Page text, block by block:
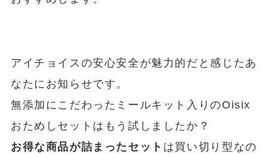
アイチョイスの安心安全が魅力的だと感じたあ
なたにお知らせです。
無添加にこだわったミールキット入りのOisix
おためしセットはもう試しましたか？
お得な商品が詰まったセット は買い切り型なの